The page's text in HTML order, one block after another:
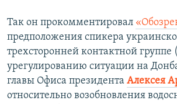
Так он прокомментировал
предположения спикера
трехсторонней контактной группе
урегулированию ситуации на
главы Офиса президента Алексея
относительно возобновления